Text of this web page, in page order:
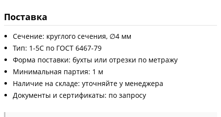
Поставка
Сечение: круглого сечения, ∅4 мм
Тип: 1-5С по ГОСТ 6467-79
Форма поставки: бухты или отрезки по метражу
Минимальная партия: 1 м
Наличие на складе: уточняйте у менеджера
Документы и сертификаты: по запросу